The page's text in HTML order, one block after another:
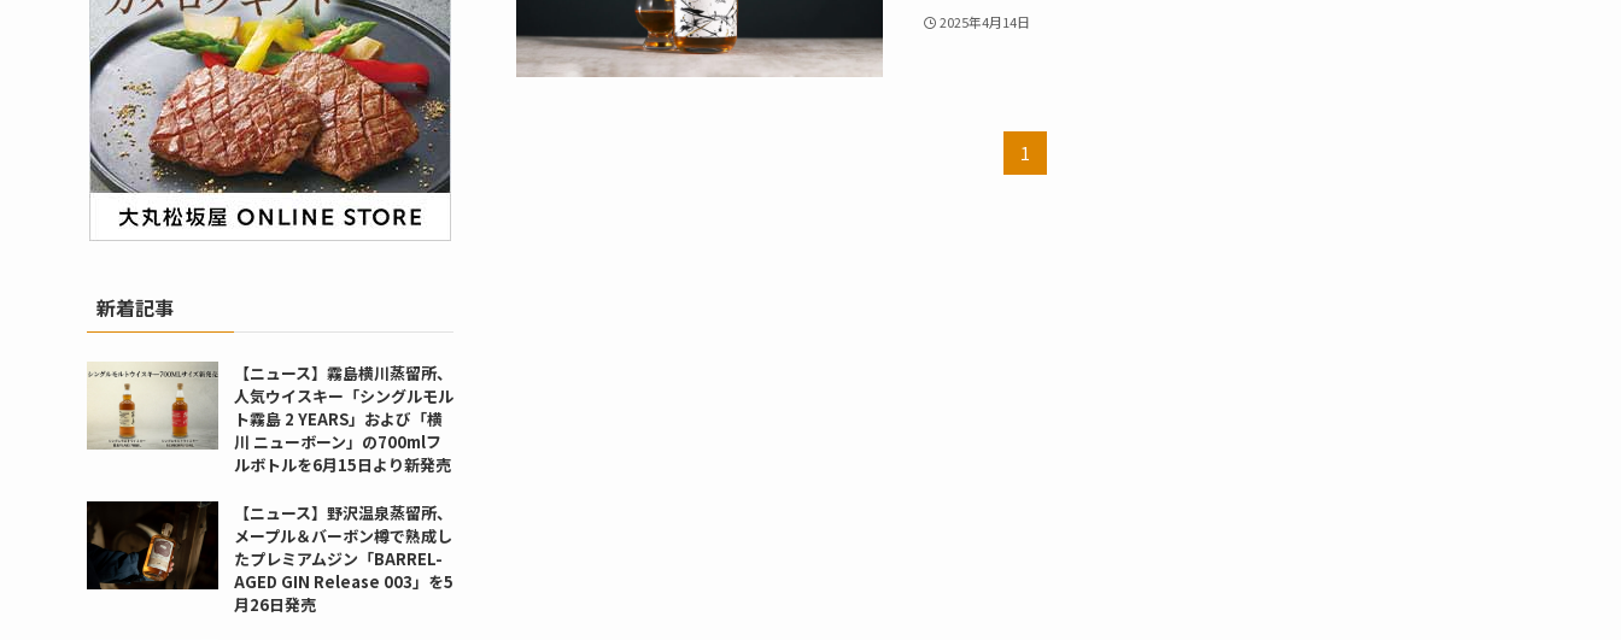
2025年4月14日
1
新着記事
【ニュース】霧島横川蒸留所、
人気ウイスキー「シングルモル
ト霧島 2 YEARS」および「横
川 ニューボーン」の700mlフ
ルボトルを6月15日より新発売
【ニュース】野沢温泉蒸留所、
メープル＆バーボン樽で熟成し
たプレミアムジン「BARREL-
AGED GIN Release 003」を5
月26日発売